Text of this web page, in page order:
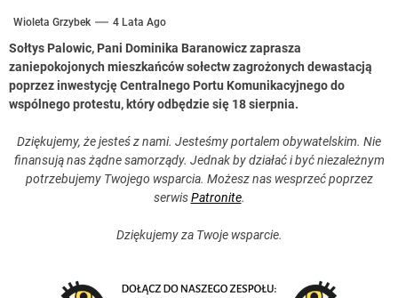
Wioleta Grzybek 4 Lata Ago
Sołtys Palowic, Pani Dominika Baranowicz zaprasza
zaniepokojonych mieszkańców sołectw zagrożonych dewastacją
poprzez inwestycję Centralnego Portu Komunikacyjnego do
wspólnego protestu, który odbędzie się 18 sierpnia.
Dziękujemy, że jesteś z nami. Jesteśmy portalem obywatelskim. Nie
finansują nas żądne samorządy. Jednak by działać i być niezależnym
potrzebujemy Twojego wsparcia. Możesz nas wesprzeć poprzez
serwisPatronite.
Dziękujemy za Twoje wsparcie.